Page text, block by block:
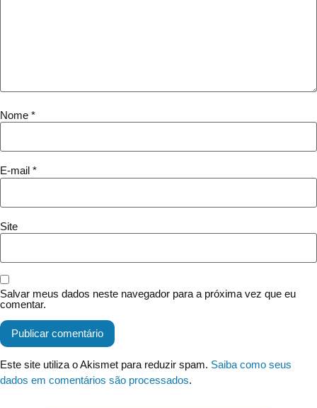
Nome *
E-mail *
Site
Salvar meus dados neste navegador para a próxima vez que eu
comentar.
Este site utiliza o Akismet para reduzir spam. Saiba como seus
dados em comentários são processados.